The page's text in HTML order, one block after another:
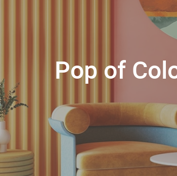
Pop of